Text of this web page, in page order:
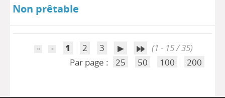
Non prêtable
1 2 3
(1 - 15 / 35)
Par page :
25 50 100 200